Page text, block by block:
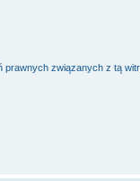
prawnych związanych z tą